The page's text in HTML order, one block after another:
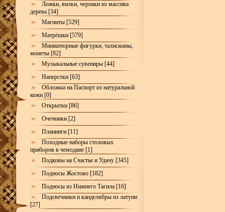
Ложки, вилки, черпаки из массива
дерева [34]
Магниты [529]
Матрёшки [579]
Миниатюрные фигурки, талисманы,
монеты [82]
Музыкальные сувениры [44]
Наперстки [63]
Обложки на Паспорт из натуральной
кожи [0]
Открытки [86]
Очечники [2]
Планинги [11]
Походные наборы столовых
приборов в чемодане [1]
Подковы на Счастье и Удачу [345]
Подносы Жостово [182]
Подносы из Нижнего Тагила [16]
Подсвечники и канделябры из латуни
[27]